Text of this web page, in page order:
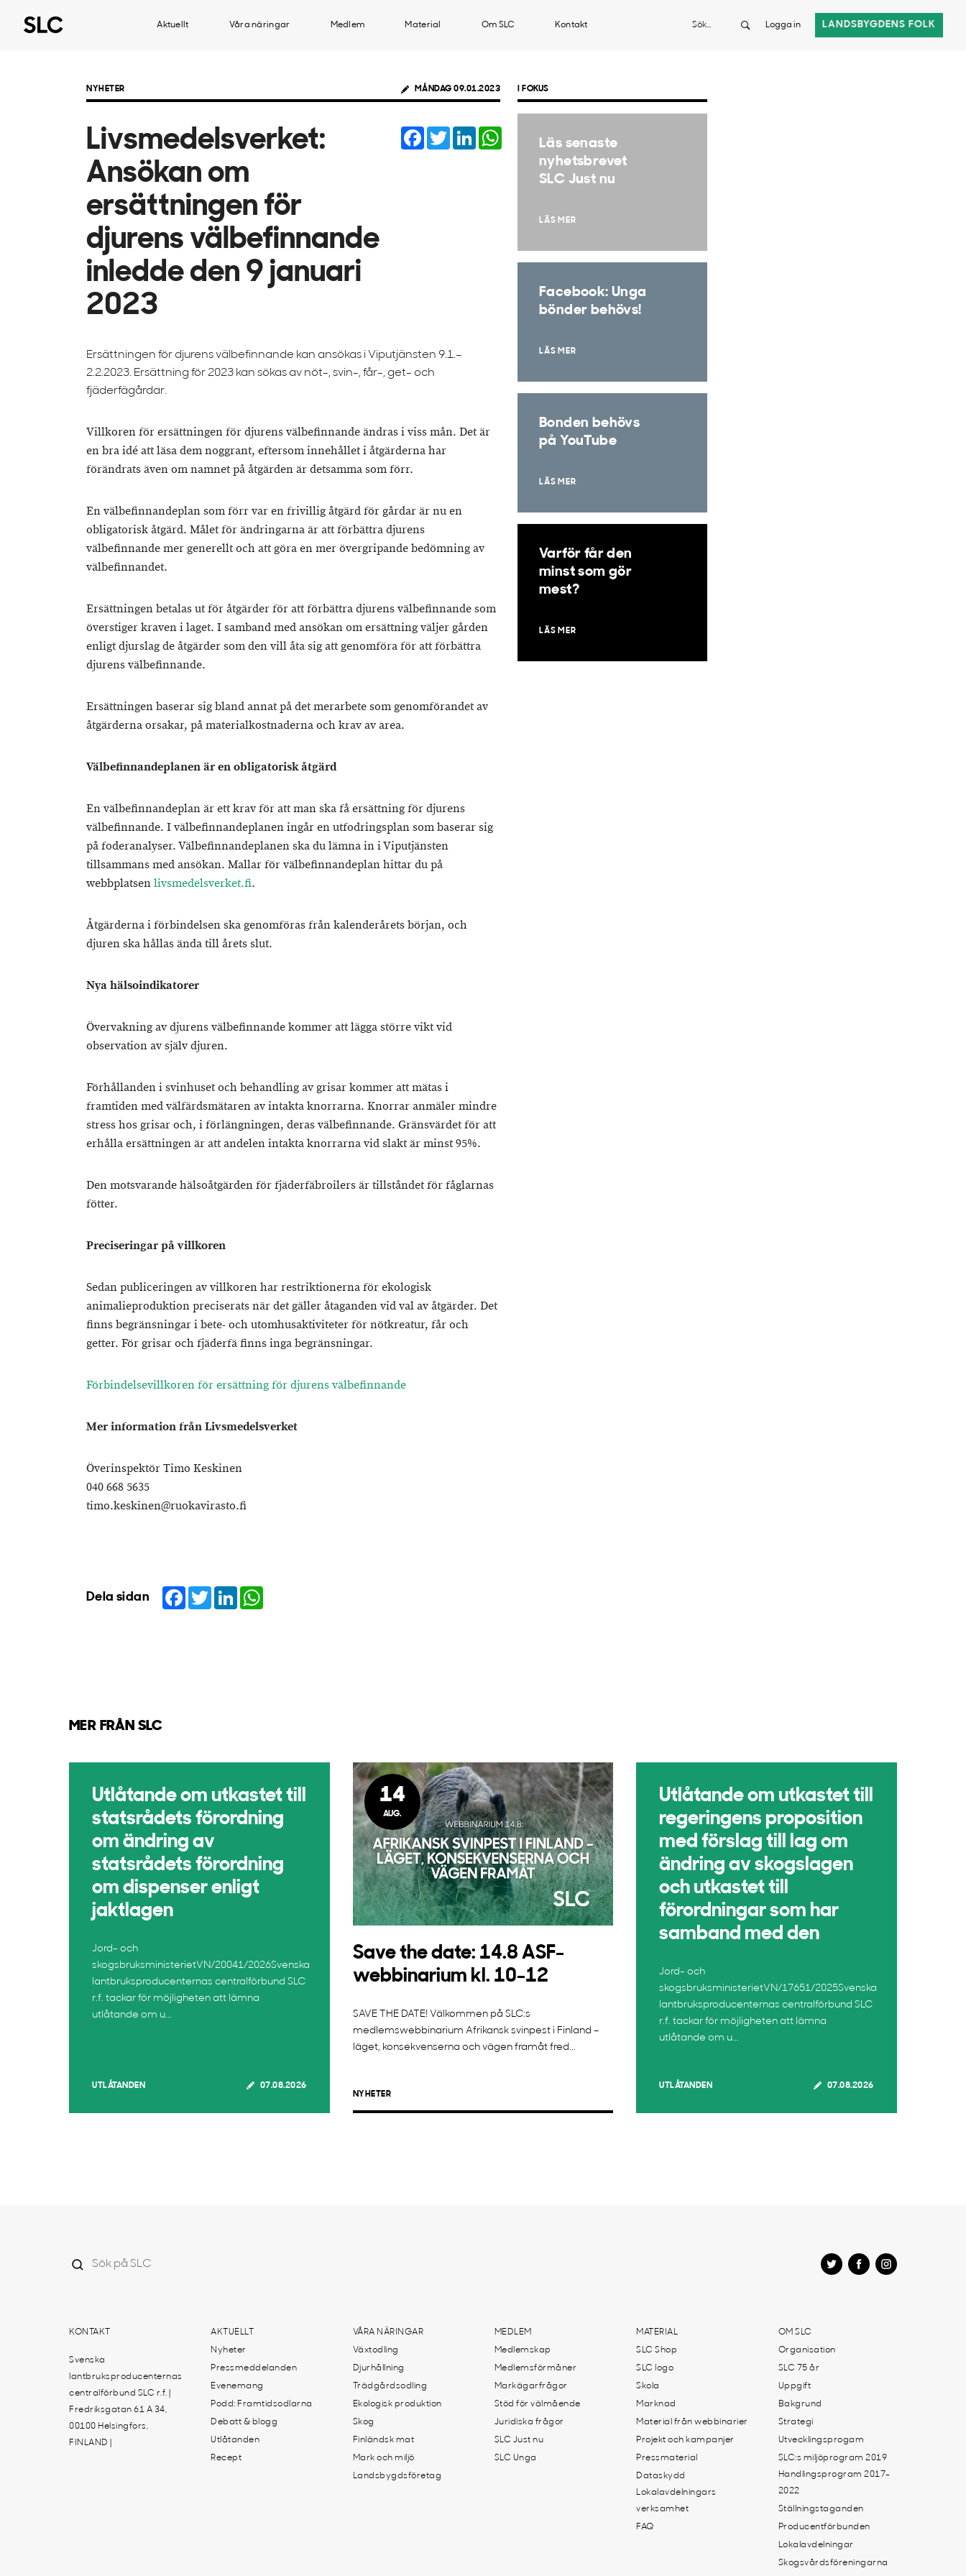
Aktuellt Våra näringar Medlem Material Om SLC Kontakt Sök Logga in LANDSBYGDENS FOLK
NYHETER MÅNDAG 09.01.2023
Livsmedelsverket:
Ansökan om
ersättningen för
djurens välbefinnande
inledde den 9 januari
2023
Facebook
TwitterLinkedIn
Ersättningen för djurens välbefinnande kan ansökas i Viputjänsten 9.1.­–
2.2.2023. Ersättning för 2023 kan sökas av nöt-, svin-, får-, get- och
fjäderfägårdar.
Villkoren för ersättningen för djurens välbefinnande ändras i viss mån. Det är
en bra idé att läsa dem noggrant, eftersom innehållet i åtgärderna har
förändrats även om namnet på åtgärden är detsamma som förr.
En välbefinnandeplan som förr var en frivillig åtgärd för gårdar är nu en
obligatorisk åtgärd. Målet för ändringarna är att förbättra djurens
välbefinnande mer generellt och att göra en mer övergripande bedömning av
välbefinnandet.
Ersättningen betalas ut för åtgärder för att förbättra djurens välbefinnande som
överstiger kraven i laget. I samband med ansökan om ersättning väljer gården
enligt djurslag de åtgärder som den vill åta sig att genomföra för att förbättra
djurens välbefinnande.
Ersättningen baserar sig bland annat på det merarbete som genomförandet av
åtgärderna orsakar, på materialkostnaderna och krav av area.
Välbefinnandeplanen är en obligatorisk åtgärd
En välbefinnandeplan är ett krav för att man ska få ersättning för djurens
välbefinnande. I välbefinnandeplanen ingår en utfodringsplan som baserar sig
på foderanalyser. Välbefinnandeplanen ska du lämna in i Viputjänsten
tillsammans med ansökan. Mallar för välbefinnandeplan hittar du på
webbplatsenlivsmedelsverket.fi.
Åtgärderna i förbindelsen ska genomföras från kalenderårets början, och
djuren ska hållas ända till årets slut.
Nya hälsoindikatorer
Övervakning av djurens välbefinnande kommer att lägga större vikt vid
observation av själv djuren.
Förhållanden i svinhuset och behandling av grisar kommer att mätas i
framtiden med välfärdsmätaren av intakta knorrarna. Knorrar anmäler mindre
stress hos grisar och, i förlängningen, deras välbefinnande. Gränsvärdet för att
erhålla ersättningen är att andelen intakta knorrarna vid slakt är minst 95%.
Den motsvarande hälsoåtgärden för fjäderfäbroilers är tillståndet för fåglarnas
fötter.
Preciseringar på villkoren
Sedan publiceringen av villkoren har restriktionerna för ekologisk
animalieproduktion preciserats när det gäller åtaganden vid val av åtgärder. Det
finns begränsningar i bete- och utomhusaktiviteter för nötkreatur, får och
getter. För grisar och fjäderfä finns inga begränsningar.
Förbindelsevillkoren för ersättning för djurens välbefinnande
Mer information från Livsmedelsverket
Överinspektör Timo Keskinen
040 668 5635
timo.keskinen@ruokavirasto.fi
Dela sidan Facebook
TwitterLinkedIn
I FOKUS
Läs senaste
nyhetsbrevet
SLC Just nu
LÄS MER
Facebook: Unga
bönder behövs!
LÄS MER
Bonden behövs
på YouTube
LÄS MER
Varför får den
minst som gör
mest?
LÄS MER
MER FRÅN SLC
Utlåtande om utkastet till
statsrådets förordning
om ändring av
statsrådets förordning
om dispenser enligt
jaktlagen
Jord- och
skogsbruksministerietVN/20041/2026Svenska
lantbruksproducenternas centralförbund SLC
r.f. tackar för möjligheten att lämna
utlåtande om u...
UTLÅTANDEN 07.08.2026
14
AUG.
Save the date: 14.8 ASF-
webbinarium kl. 10-12
SAVE THE DATE! Välkommen på SLC:s
medlemswebbinarium Afrikansk svinpest i Finland –
läget, konsekvenserna och vägen framåt fred...
NYHETER
Utlåtande om utkastet till
regeringens proposition
med förslag till lag om
ändring av skogslagen
och utkastet till
förordningar som har
samband med den
Jord- och
skogsbruksministerietVN/17651/2025Svenska
lantbruksproducenternas centralförbund SLC
r.f. tackar för möjligheten att lämna
utlåtande om u...
UTLÅTANDEN 07.08.2026
KONTAKT
Svenska
lantbruksproducenternas
centralförbund SLC r.f. |
Fredriksgatan 61 A 34,
00100 Helsingfors,
FINLAND |
AKTUELLT
Nyheter
Pressmeddelanden
Evenemang
Podd: Framtidsodlarna
Debatt & blogg
Utlåtanden
Recept
VÅRA NÄRINGAR
Växtodling
Djurhållning
Trädgårdsodling
Ekologisk produktion
Skog
Finländsk mat
Mark och miljö
Landsbygdsföretag
MEDLEM
Medlemskap
Medlemsförmåner
Markägarfrågor
Stöd för välmående
Juridiska frågor
SLC Just nu
SLC Unga
MATERIAL
SLC Shop
SLC logo
Skola
Marknad
Material från webbinarier
Projekt och kampanjer
Pressmaterial
Dataskydd
Lokalavdelningars
verksamhet
FAQ
OM SLC
Organisation
SLC 75 år
Uppgift
Bakgrund
Strategi
Utvecklingsprogam
SLC:s miljöprogram 2019
Handlingsprogram 2017-
2022
Ställningstaganden
Producentförbunden
Lokalavdelningar
Skogsvårdsföreningarna